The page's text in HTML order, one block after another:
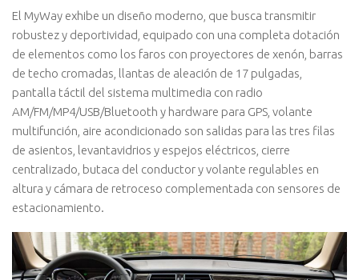
El MyWay exhibe un diseño moderno, que busca transmitir
robustez y deportividad, equipado con una completa dotación
de elementos como los faros con proyectores de xenón, barras
de techo cromadas, llantas de aleación de 17 pulgadas,
pantalla táctil del sistema multimedia con radio
AM/FM/MP4/USB/Bluetooth y hardware para GPS, volante
multifunción, aire acondicionado son salidas para las tres filas
de asientos, levantavidrios y espejos eléctricos, cierre
centralizado, butaca del conductor y volante regulables en
altura y cámara de retroceso complementada con sensores de
estacionamiento.